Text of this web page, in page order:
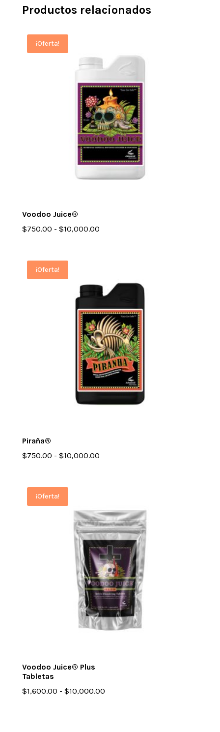
Productos relacionados
¡Oferta!
Voodoo Juice®
$750.00 - $10,000.00Rango
hasta
¡Oferta!
Piraña®
$750.00 - $10,000.00Rango
hasta
$10,000.00
¡Oferta!
Voodoo Juice® Plus
Tabletas
$1,600.00 - $10,000.00Rango